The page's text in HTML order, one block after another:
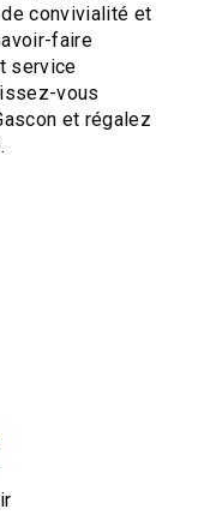
convivialité et
faire
service
vous
et régalez